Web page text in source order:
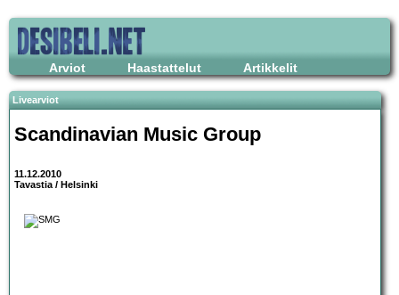
Arviot Haastattelut Artikkelit
Livearviot
Scandinavian Music Group
11.12.2010
Tavastia / Helsinki